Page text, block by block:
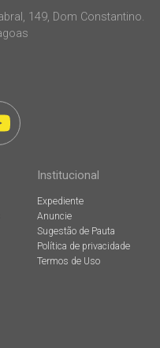
149, Dom Constantino.
Institucional
Expediente
Anuncie
Sugestão de Pauta
Política de privacidade
Termos de Uso